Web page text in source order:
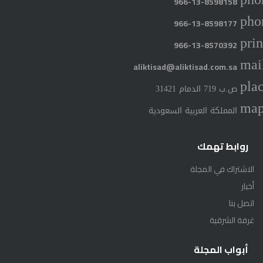
966-13-8598177
966-13-8570392
aliktisad@aliktisad.com.sa
ص.ب 719 الدمام 31421
المملكة العربية السعودية
روابط تهمك
الاشتراك في المجلة
أخبار
اتصل بنا
غرفة الشرقية
أبواب المجلة